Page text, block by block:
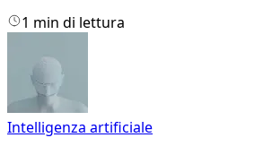
1 min di lettura
Intelligenza artificiale